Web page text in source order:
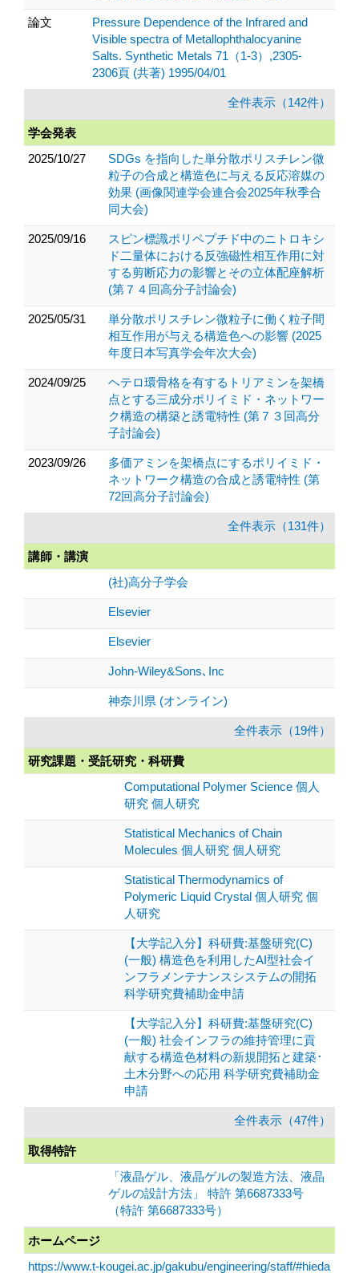
論文
Pressure Dependence of the Infrared and
Visible spectra of Metallophthalocyanine
Salts. Synthetic Metals 71（1-3）,2305-
2306頁 (共著) 1995/04/01
全件表示（142件）
学会発表
2025/10/27
SDGs を指向した単分散ポリスチレン微
粒子の合成と構造色に与える反応溶媒の
効果 (画像関連学会連合会2025年秋季合
同大会)
2025/09/16
スピン標識ポリペプチド中のニトロキシ
ド二量体における反強磁性相互作用に対
する剪断応力の影響とその立体配座解析
(第７４回高分子討論会)
2025/05/31
単分散ポリスチレン微粒子に働く粒子間
相互作用が与える構造色への影響 (2025
年度日本写真学会年次大会)
2024/09/25
ヘテロ環骨格を有するトリアミンを架橋
点とする三成分ポリイミド・ネットワー
ク構造の構築と誘電特性 (第７３回高分
子討論会)
2023/09/26
多価アミンを架橋点にするポリイミド・
ネットワーク構造の合成と誘電特性 (第
72回高分子討論会)
全件表示（131件）
講師・講演
(社)高分子学会
Elsevier
Elsevier
John-Wiley&Sons､Inc
神奈川県 (オンライン)
全件表示（19件）
研究課題・受託研究・科研費
Computational Polymer Science 個人
研究 個人研究
Statistical Mechanics of Chain
Molecules 個人研究 個人研究
Statistical Thermodynamics of
Polymeric Liquid Crystal 個人研究 個
人研究
【大学記入分】科研費:基盤研究(C)
(一般) 構造色を利用したAI型社会イ
ンフラメンテナンスシステムの開拓
科学研究費補助金申請
【大学記入分】科研費:基盤研究(C)
(一般) 社会インフラの維持管理に貢
献する構造色材料の新規開拓と建築･
土木分野への応用 科学研究費補助金
申請
全件表示（47件）
取得特許
「液晶ゲル、液晶ゲルの製造方法、液晶
ゲルの設計方法」 特許 第6687333号
（特許 第6687333号）
ホームページ
https://www.t-kougei.ac.jp/gakubu/engineering/staff/#hieda